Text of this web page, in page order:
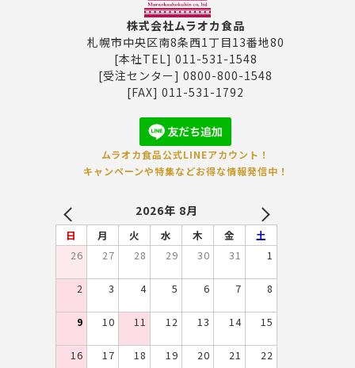
株式会社ムラオカ食品
札幌市中央区南8条西1丁目13番地80
[本社TEL] 011-531-1548
[受注センター] 0800-800-1548
[FAX] 011-531-1792
ムラオカ食品公式LINEアカウント！
キャンペーンや特集などお得な情報発信中！
2026年 8月 NEXT
日 月 火 水 木 金
土
26
27 28 29 30 31 1
2 3 4 5 6 7 8
9 10 11 12 13 14 15
16 17 18 19 20 21 22